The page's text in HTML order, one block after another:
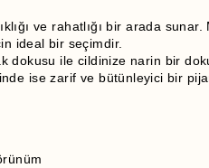
ve rahatlığı bir arada
ideal bir seçimdir.
dokusu ile cildinize narin bir
ise zarif ve bütünleyici bir